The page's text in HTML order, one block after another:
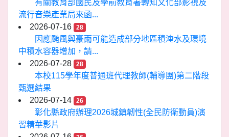
有關教育部國民及學前教育署轉知文化部影視及
流行音樂產業局來函...
2026-07-16
28
因應颱風與豪雨可能造成部分地區積淹水及環境
中積水容器增加，請...
2026-07-28
28
本校115學年度普通班代理教師(輔導團)第二階段
甄選結果
2026-07-14
26
彰化縣政府辦理2026城鎮韌性(全民防衛動員)演
習精華影片